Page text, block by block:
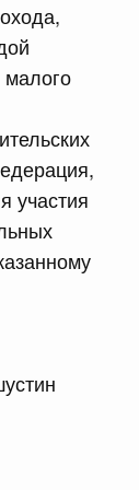
малого
участия